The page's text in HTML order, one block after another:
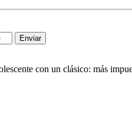
con un clásico: más